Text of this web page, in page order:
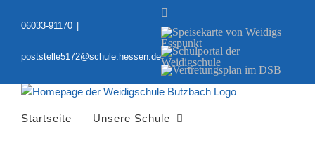
Inhalt06033-91170
poststelle5172@schule.hessen.de
Speisekarte
von
Weidigs
Esspunkt
Schulportal
der
Weidigschule
Vertretungsplan
DSB
Startseite Unsere Schule